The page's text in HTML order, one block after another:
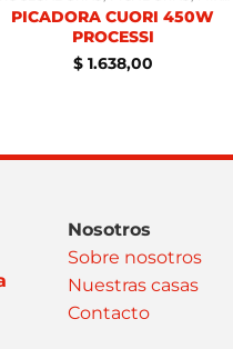
PICADORA CUORI 450W
PROCESSI
$1.638,00
Nosotros
Sobre nosotros
Nuestras casas
Contacto